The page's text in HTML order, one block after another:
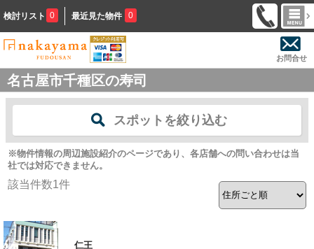
検討リスト 0 最近見た物件 0
お問合せ
名古屋市千種区の寿司
スポットを絞り込む
※物件情報の周辺施設紹介のページであり、各店舗への問い合わせは当
社では対応できません。
該当件数1件
仁王